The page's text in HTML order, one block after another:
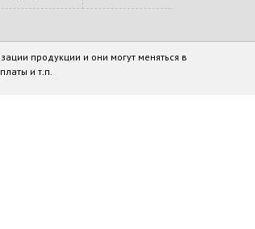
продукции и они могут меняться в
и т.п.